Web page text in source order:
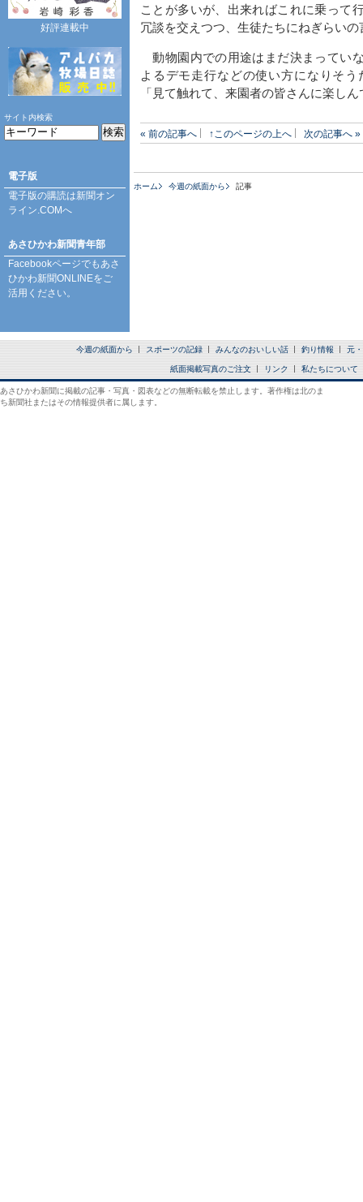
ことが多いが、出来ればこれに乗って
冗談を交えつつ、生徒たちにねぎらい
動物園内での用途はまだ決まってい
よるデモ走行などの使い方になりそ
「見て触れて、来園者の皆さんに楽し
« 前の記事へ ↑このページの上へ 次の記事へ »
ホーム 今週の紙面から 記事
好評連載中
サイト内検索
電子版
電子版の購読は新聞オン
ライン.COMへ
あさひかわ新聞青年部
Facebookページでもあさ
ひかわ新聞ONLINEをご
活用ください。
今週の紙面から スポーツの記録 みんなのおいしい話 釣り情報 元
紙面掲載写真のご注文 リンク 私たちについて
あさひかわ新聞に掲載の記事・写真・図表などの無断転載を禁止します。著作権は北のま
ち新聞社またはその情報提供者に属します。